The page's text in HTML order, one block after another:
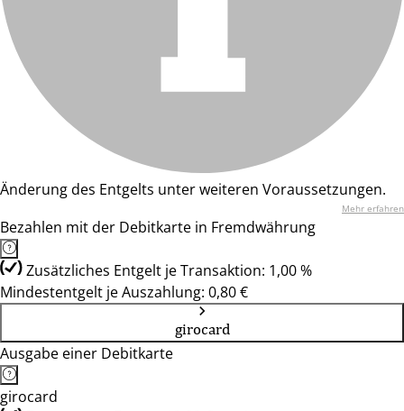
Änderung des Entgelts unter weiteren Voraussetzungen.
Mehr erfahren
Bezahlen mit der Debitkarte in Fremdwährung
Zusätzliches Entgelt je Transaktion: 1,00 %
Mindestentgelt je Auszahlung: 0,80 €
girocard
Ausgabe einer Debitkarte
girocard